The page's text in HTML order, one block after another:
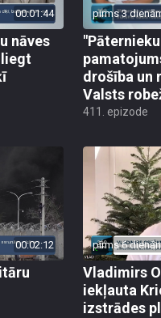
00:01:44
nāves
pirms 3
drošība un
Valsts
411. epizode
00:02:12 pirms 6
Vladimirs
iekļauta
izstrādes